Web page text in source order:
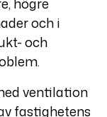
och i
och
ventilation
fastighetens